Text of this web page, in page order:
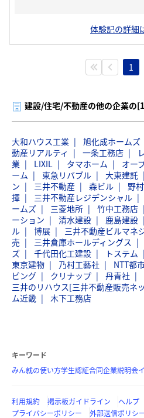
体験記の詳細
1
建設/住宅/不動産の他の企業の
大和ハウス工業 旭化成ホームズ
動産リアルティ
一条工務店
業
LIXIL タマホーム オー
ーム
東急リバブル 大東建託
ン
三井不動産 森ビル 野
揮
三井不動産レジデンシャル
ームズ
三菱地所 竹中工務店
ーション
清水建設 鹿島建設
ル
博展 三井不動産ビルマネ
売
三井倉庫ホールディングス
ズ
千代田化工建設 トステム
東京建物
乃村工藝社 NTT都
ビング
クリナップ 丹青社
三井のリハウス[三井不動産販売ネ
ム近畿
木下工務店
キーワード
みん就の使い方学生認証合同企業説明会
利用規約 掲示板ガイドライン ヘルプ
プライバシーポリシー
外部送信ポリシ